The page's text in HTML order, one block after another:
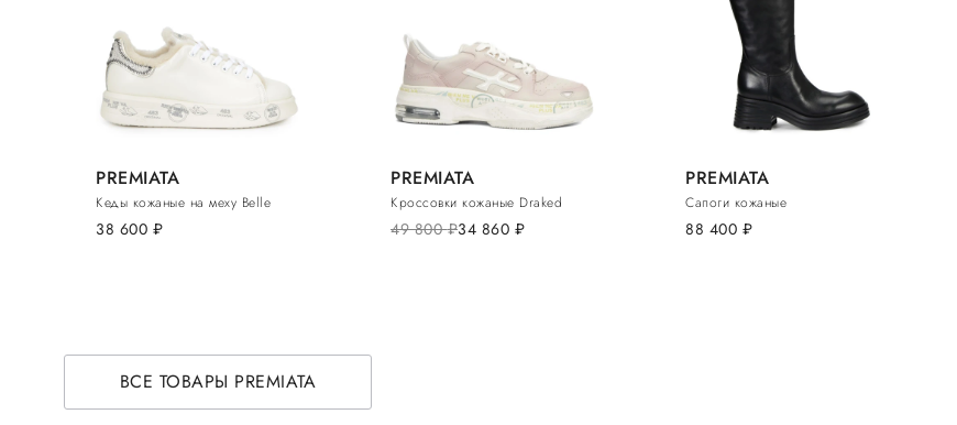
PREMIATA
Кеды кожаные на меху Belle
38 600 руб.
PREMIATA
Кроссовки кожаные Draked
49 800руб.34 860 руб.
PREMIATA
Сапоги кожаные
88 400 руб.
ВСЕ ТОВАРЫ PREMIATA